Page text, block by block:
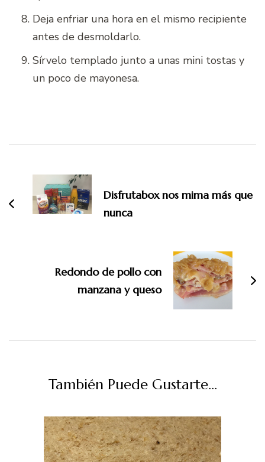
Deja enfriar una hora en el mismo recipiente
antes de desmoldarlo.
Sírvelo templado junto a unas mini tostas y
un poco de mayonesa.
entradas
Disfrutabox nos mima más que
nunca
Redondo de pollo con
manzana y queso
También Puede Gustarte...